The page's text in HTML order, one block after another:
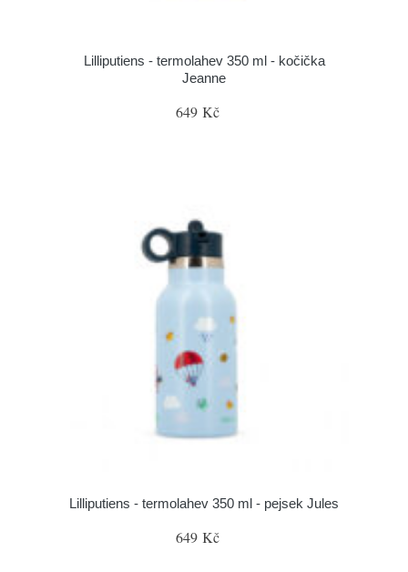
Lilliputiens - termolahev 350 ml - kočička
Jeanne
649 Kč
Lilliputiens - termolahev 350 ml - pejsek Jules
649 Kč